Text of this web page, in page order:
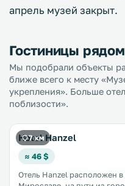
апрель музей закрыт.
Гостиницы рядом
Мы подобрали объекты
ближе всего к месту
укрепления». Больше
поблизости».
7 км
Hotel Hanzel
≈ 46 $
Отель Hanzel расположен в